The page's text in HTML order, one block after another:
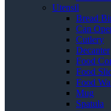
Utensil
Bread
Can
Cutlery
Decanter
Food
Food
Food
Mug
Spatula